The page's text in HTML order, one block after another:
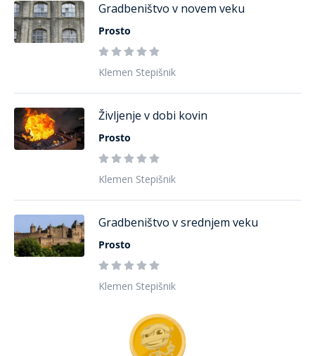
Gradbeništvo v novem veku
Prosto
Klemen Stepišnik
Življenje v dobi kovin
Prosto
Klemen Stepišnik
Gradbeništvo v srednjem veku
Prosto
Klemen Stepišnik